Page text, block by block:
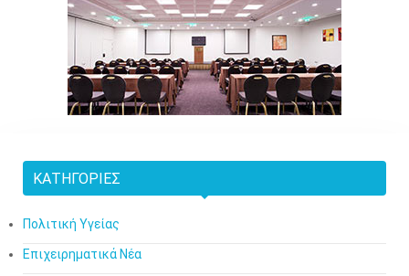
ΚΑΤΗΓΟΡΊΕΣ
Πολιτική Υγείας
Επιχειρηματικά Νέα